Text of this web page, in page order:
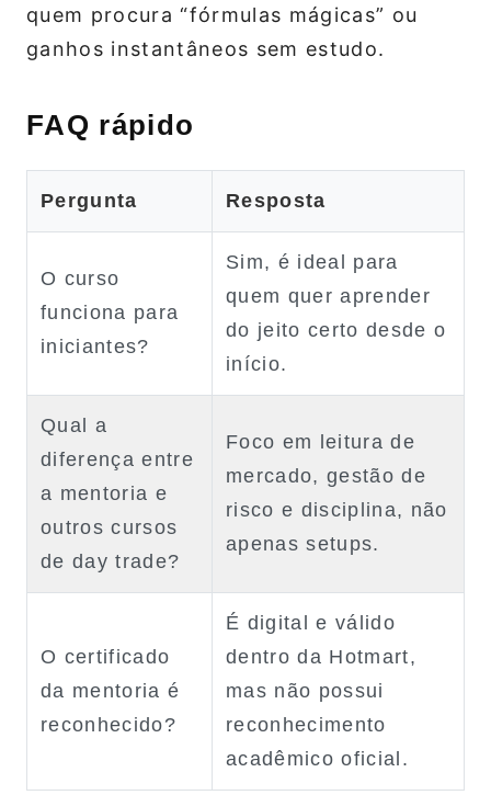
quem procura “fórmulas mágicas” ou
ganhos instantâneos sem estudo.
FAQ rápido
Pergunta Resposta
O curso
funciona para
iniciantes?
Sim, é ideal para
quem quer aprender
do jeito certo desde o
início.
Qual a
diferença entre
a mentoria e
outros cursos
de day trade?
Foco em leitura de
mercado, gestão de
risco e disciplina, não
apenas setups.
O certificado
da mentoria é
reconhecido?
É digital e válido
dentro da Hotmart,
mas não possui
reconhecimento
acadêmico oficial.